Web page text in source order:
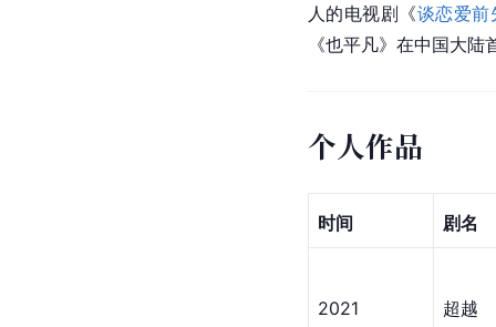
人的电视剧《谈恋爱前
《也平凡》在中国大陆
个人作品
时间 剧名
2021 超越